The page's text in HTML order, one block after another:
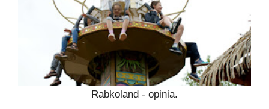
Rabkoland - opinia.